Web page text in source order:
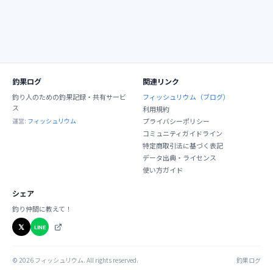
釣果ログ
釣り人のための釣果記録・共有サービ
ス
運営: フィッシュリウム
関連リンク
フィッシュリウム（ブログ）
利用規約
プライバシーポリシー
コミュニティガイドライン
特定商取引法に基づく表記
データ出典・ライセンス
使い方ガイド
シェア
釣り仲間に教えて！
𝕏 LINE
© 2026 フィッシュリウム. All rights reserved. 釣果ログ